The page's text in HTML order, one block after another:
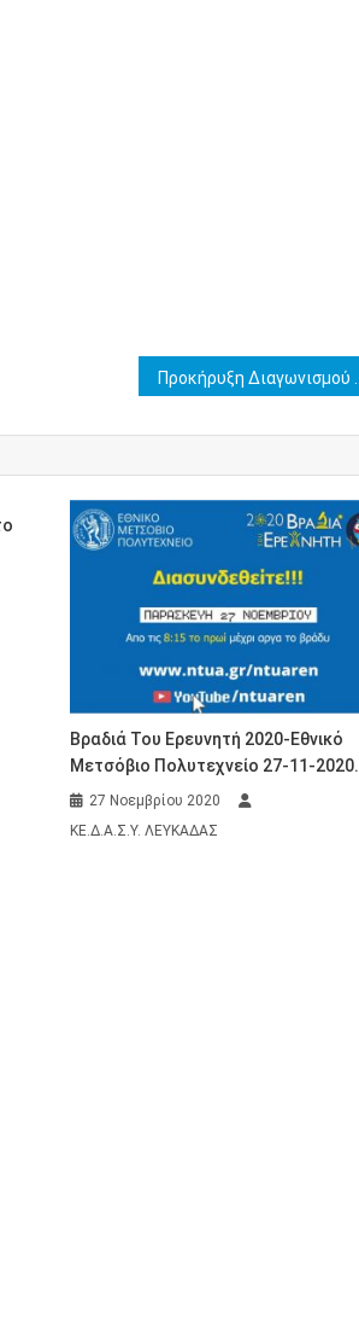
Βραδιά Του Ερευνητή 2020-Εθνικό
Μετσόβιο Πολυτεχνείο 27-11-2020.
27 Νοεμβρίου 2020
ΚΕ.Δ.Α.Σ.Υ. ΛΕΥΚΑΔΑΣ